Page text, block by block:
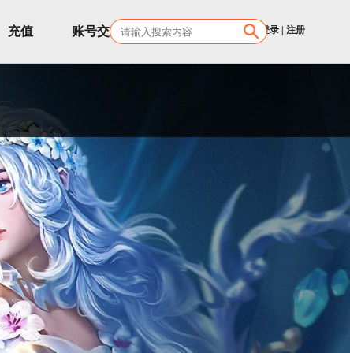
充值 账号交易 客服 登录 注册